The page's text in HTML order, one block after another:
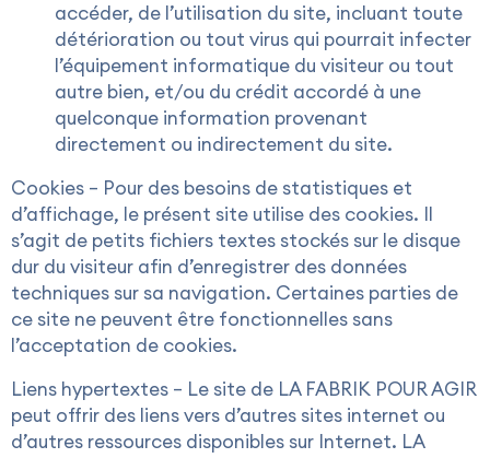
accéder, de l’utilisation du site, incluant toute
détérioration ou tout virus qui pourrait infecter
l’équipement informatique du visiteur ou tout
autre bien, et/ou du crédit accordé à une
quelconque information provenant
directement ou indirectement du site.
Cookies – Pour des besoins de statistiques et
d’affichage, le présent site utilise des cookies. Il
s’agit de petits fichiers textes stockés sur le disque
dur du visiteur afin d’enregistrer des données
techniques sur sa navigation. Certaines parties de
ce site ne peuvent être fonctionnelles sans
l’acceptation de cookies.
Liens hypertextes – Le site de LA FABRIK POUR AGIR
peut offrir des liens vers d’autres sites internet ou
d’autres ressources disponibles sur Internet. LA